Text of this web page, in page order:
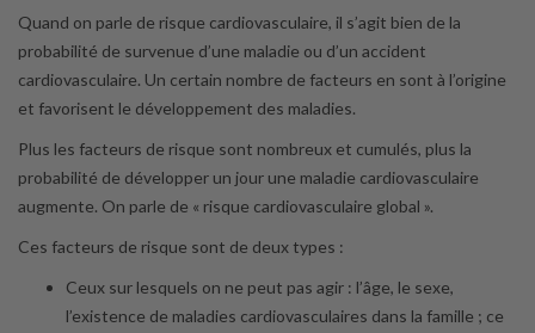
Quand on parle de risque cardiovasculaire, il s’agit bien de la
probabilité de survenue d’une maladie ou d’un accident
cardiovasculaire. Un certain nombre de facteurs en sont à l’origine
et favorisent le développement des maladies.
Plus les facteurs de risque sont nombreux et cumulés, plus la
probabilité de développer un jour une maladie cardiovasculaire
augmente. On parle de « risque cardiovasculaire global ».
Ces facteurs de risque sont de deux types :
Ceux sur lesquels on ne peut pas agir : l’âge, le sexe,
l’existence de maladies cardiovasculaires dans la famille ; ce